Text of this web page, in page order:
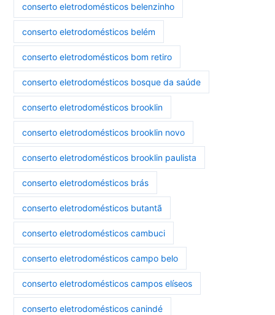
conserto eletrodomésticos belenzinho
conserto eletrodomésticos belém
conserto eletrodomésticos bom retiro
conserto eletrodomésticos bosque da saúde
conserto eletrodomésticos brooklin
conserto eletrodomésticos brooklin novo
conserto eletrodomésticos brooklin paulista
conserto eletrodomésticos brás
conserto eletrodomésticos butantã
conserto eletrodomésticos cambuci
conserto eletrodomésticos campo belo
conserto eletrodomésticos campos elíseos
conserto eletrodomésticos canindé